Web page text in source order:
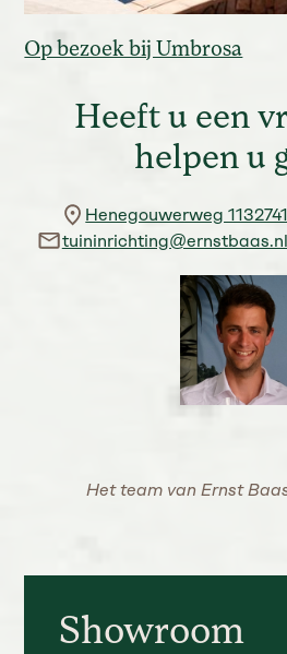
Op bezoek bij Umbrosa
Heeft u een
helpen u
Henegouwerweg
tuininrichting@ernstbaas.nl
Het team van Ernst
Showroom